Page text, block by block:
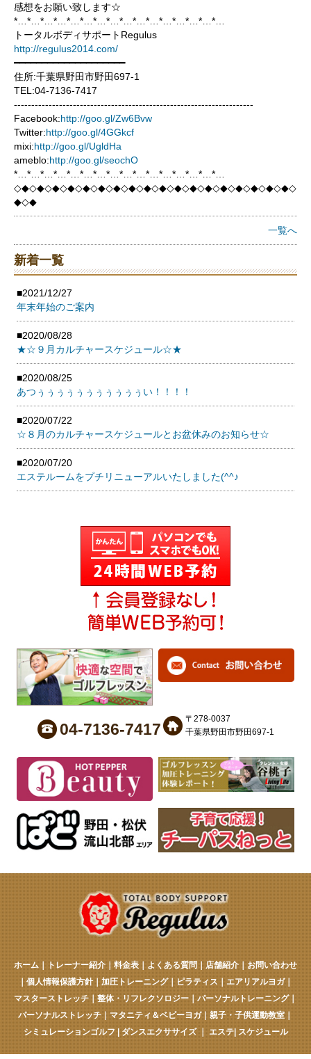
感想をお願い致します☆
*…*…*…*…*…*…*…*…*…*…*…*…*…*…*…*…
トータルボディサポートRegulus
http://regulus2014.com/
━━━━━━━━━━━━━━━━━━━━
住所:千葉県野田市野田697-1
TEL:04-7136-7417
---------------------------------------------------------------------
Facebook:http://goo.gl/Zw6Bvw
Twitter:http://goo.gl/4GGkcf
mixi:http://goo.gl/UgldHa
ameblo:http://goo.gl/seochO
*…*…*…*…*…*…*…*…*…*…*…*…*…*…*…*…
◇◆◇◆◇◆◇◆◇◆◇◆◇◆◇◆◇◆◇◆◇◆◇◆◇◆◇◆◇◆◇◆◇◆◇◆◇
◆◇◆
一覧へ
新着一覧
■2021/12/27
年末年始のご案内
■2020/08/28
★☆９月カルチャースケジュール☆★
■2020/08/25
あつぅぅぅぅぅぅぅぅぅぅぅい！！！！
■2020/07/22
☆８月のカルチャースケジュールとお盆休みのお知らせ☆
■2020/07/20
エステルームをプチリニューアルいたしました(^^♪
04-7136-7417
〒278-0037
千葉県野田市野田697-1
ホーム トレーナー紹介 料金表 よくある質問 店舗紹介
お問い合わせ
個人情報保護方針｜ 加圧トレーニング｜ ピラティス エアリアルヨガ｜
マスターストレッチ
整体・リフレクソロジー パーソナルトレーニング｜
パーソナルストレッチ
マタニティ＆ベビーヨガ｜ 親子・子供運動教室
シミュレーションゴルフ
ダンスエクササイズ｜ エステ| スケジュール